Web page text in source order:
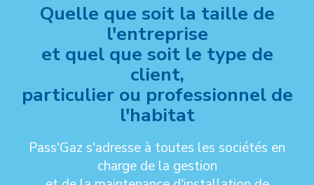
Quelle que soit la taille de
l'entreprise
et quel que soit le type de
client,
particulier ou professionnel de
l'habitat
Pass'Gaz s'adresse à toutes les sociétés en
charge de la gestion